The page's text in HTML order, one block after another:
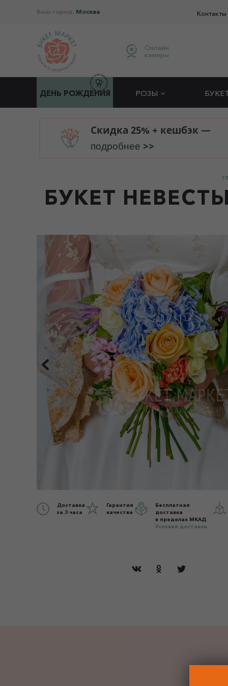
Ваш город: Москва Контакты
Онлайн
камеры
ДЕНЬ РОЖДЕНИЯ РОЗЫ
Скидка 25% + кешбэк —
подробнее >>
БУКЕТ
Доставка
за 3 часа
Гарантия
качества
Бесплатная
доставка
в пределах МКАД
Условия доставки